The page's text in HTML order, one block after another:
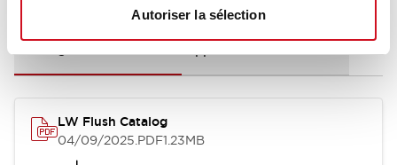
Autoriser la sélection
LW Flush Catalog
04/09/2025.PDF1.23MB